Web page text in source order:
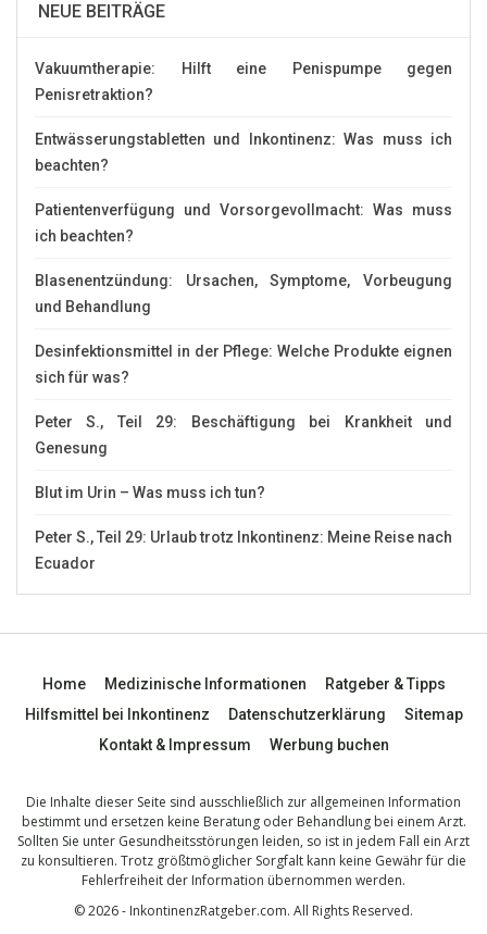
NEUE BEITRÄGE
Vakuumtherapie: Hilft eine Penispumpe gegen
Penisretraktion?
Entwässerungstabletten und Inkontinenz: Was muss ich
beachten?
Patientenverfügung und Vorsorgevollmacht: Was muss
ich beachten?
Blasenentzündung: Ursachen, Symptome, Vorbeugung
und Behandlung
Desinfektionsmittel in der Pflege: Welche Produkte eignen
sich für was?
Peter S., Teil 29: Beschäftigung bei Krankheit und
Genesung
Blut im Urin – Was muss ich tun?
Peter S., Teil 29: Urlaub trotz Inkontinenz: Meine Reise nach
Ecuador
Home Medizinische Informationen
Ratgeber & Tipps
Hilfsmittel bei Inkontinenz
Datenschutzerklärung
Sitemap
Kontakt & Impressum
Werbung buchen
Die Inhalte dieser Seite sind ausschließlich zur allgemeinen Information
bestimmt und ersetzen keine Beratung oder Behandlung bei einem Arzt.
Sollten Sie unter Gesundheitsstörungen leiden, so ist in jedem Fall ein Arzt
zu konsultieren. Trotz größtmöglicher Sorgfalt kann keine Gewähr für die
Fehlerfreiheit der Information übernommen werden.
© 2026 - InkontinenzRatgeber.com. All Rights Reserved.